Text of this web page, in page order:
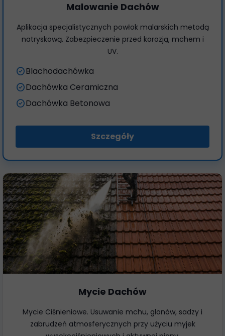
Malowanie Dachów
Aplikacja specjalistycznych powłok malarskich metodą
natryskową. Zabezpieczenie przed korozją, mchem i
UV.
check_circleBlachodachówka
check_circleDachówka Ceramiczna
check_circleDachówka Betonowa
Szczegóły
Mycie Dachów
Mycie Ciśnieniowe. Usuwanie mchu, glonów, sadzy i
zabrudzeń atmosferycznych przy użyciu myjek